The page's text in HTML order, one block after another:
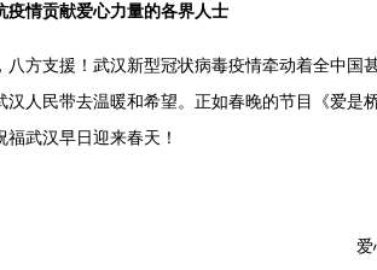
疫情贡献爱心力量的各界人士
八方支援！武汉新型冠状病毒疫情牵动着全中
汉人民带去温暖和希望。正如春晚的节目《爱
福武汉早日迎来春天！
爱